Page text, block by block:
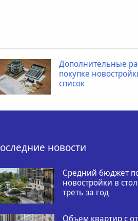
Дополнительные
покупке
список
новости
Средний бюджет
новостройки в
треть за год
Объем квартир с